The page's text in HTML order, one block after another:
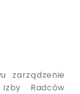
zarządzenie
Radców